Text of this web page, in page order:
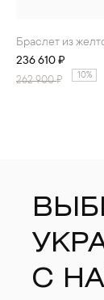
Браслет из
236 610 ₽
262 900₽ 10%
С